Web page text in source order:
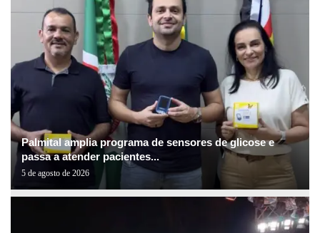
Palmital amplia programa de sensores de glicose e
passa a atender pacientes...
5 de agosto de 2026